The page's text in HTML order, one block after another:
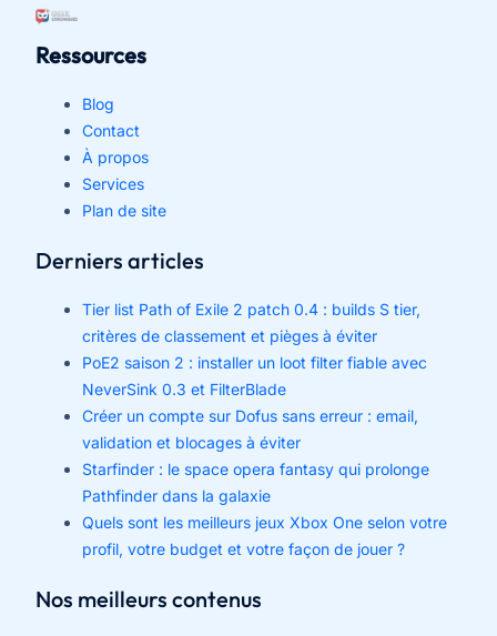
Ressources
Blog
Contact
À propos
Services
Plan de site
Derniers articles
Tier list Path of Exile 2 patch 0.4 : builds S tier,
critères de classement et pièges à éviter
PoE2 saison 2 : installer un loot filter fiable avec
NeverSink 0.3 et FilterBlade
Créer un compte sur Dofus sans erreur : email,
validation et blocages à éviter
Starfinder : le space opera fantasy qui prolonge
Pathfinder dans la galaxie
Quels sont les meilleurs jeux Xbox One selon votre
profil, votre budget et votre façon de jouer ?
Nos meilleurs contenus